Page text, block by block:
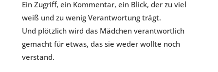
Ein Zugriff, ein Kommentar, ein Blick, der zu viel
weiß und zu wenig Verantwortung trägt.
Und plötzlich wird das Mädchen verantwortlich
gemacht für etwas, das sie weder wollte noch
verstand.